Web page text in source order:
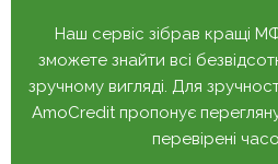
Наш сервіс зібрав кращі
зможете знайти всі
зручному вигляді. Для
AmoCredit пропонує
перевірені